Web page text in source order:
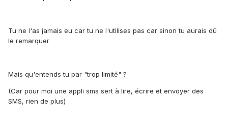
Tu ne l'as jamais eu car tu ne l'utilises pas car sinon tu aurais dû
le remarquer
Mais qu'entends tu par "trop limité" ?
(Car pour moi une appli sms sert à lire, écrire et envoyer des
SMS, rien de plus)